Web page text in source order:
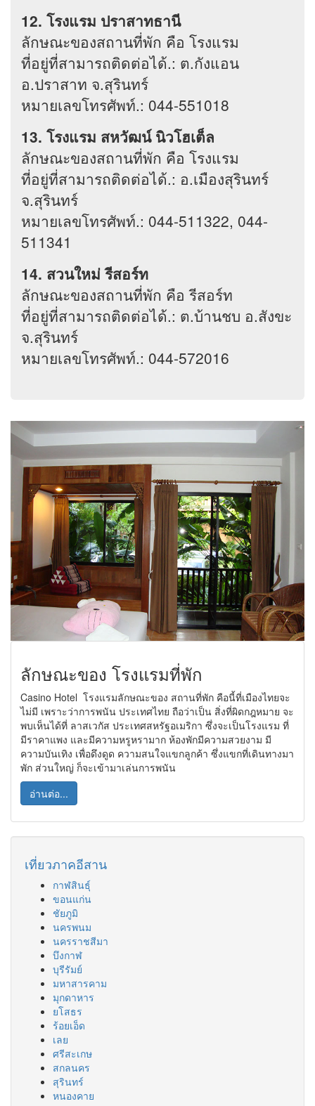
12. โรงแรม ปราสาทธานี
ลักษณะของสถานที่พัก คือ โรงแรม
ที่อยู่ที่สามารถติดต่อได้.: ต.กังแอน
อ.ปราสาท จ.สุรินทร์
หมายเลขโทรศัพท์.: 044-551018
13. โรงแรม สหวัฒน์ นิวโฮเต็ล
ลักษณะของสถานที่พัก คือ โรงแรม
ที่อยู่ที่สามารถติดต่อได้.: อ.เมืองสุรินทร์
จ.สุรินทร์
หมายเลขโทรศัพท์.: 044-511322, 044-
511341
14. สวนใหม่ รีสอร์ท
ลักษณะของสถานที่พัก คือ รีสอร์ท
ที่อยู่ที่สามารถติดต่อได้.: ต.บ้านชบ อ.สังขะ
จ.สุรินทร์
หมายเลขโทรศัพท์.: 044-572016
ลักษณะของ โรงแรมที่พัก
Casino Hotel โรงแรมลักษณะของ สถานที่พัก คือนี้ที่เมืองไทยจะ
ไม่มี เพราะว่าการพนัน ประเทศไทย ถือว่าเป็น สิ่งที่ผิดกฎหมาย จะ
พบเห็นได้ที่ ลาสเวกัส ประเทศสหรัฐอเมริกา ซึ่งจะเป็นโรงแรม ที่
มีราคาแพง และมีความหรูหรามาก ห้องพักมีความสวยงาม มี
ความบันเทิง เพื่อดึงดูด ความสนใจแขกลูกค้า ซึ่งแขกที่เดินทางมา
พัก ส่วนใหญ่ ก็จะเข้ามาเล่นการพนัน
อ่านต่อ...
เที่ยวภาคอีสาน
กาฬสินธุ์
ขอนแก่น
ชัยภูมิ
นครพนม
นครราชสีมา
บึงกาฬ
บุรีรัมย์
มหาสารคาม
มุกดาหาร
ยโสธร
ร้อยเอ็ด
เลย
ศรีสะเกษ
สกลนคร
สุรินทร์
หนองคาย